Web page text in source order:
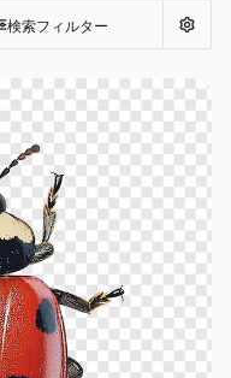
検索フィルター